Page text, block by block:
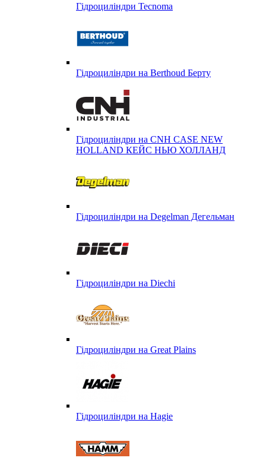
Гідроциліндри Tecnoma
Гідроциліндри на Berthoud Берту
Гідроциліндри на CNH CASE NEW
HOLLAND КЕЙС НЬЮ ХОЛЛАНД
Гідроциліндри на Degelman Дегельман
Гідроциліндри на Diechi
Гідроциліндри на Great Plains
Гідроциліндри на Hagie